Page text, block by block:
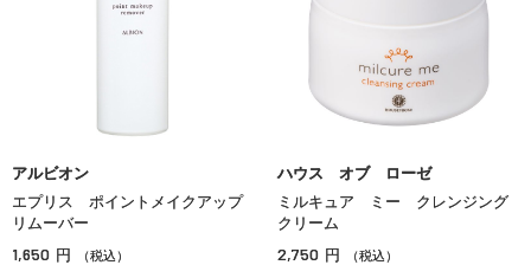
アルビオン
エプリス ポイントメイクアップ
リムーバー
1,650 円 （税込）
ハウス オブ ローゼ
ミルキュア ミー クレンジング
クリーム
2,750 円 （税込）